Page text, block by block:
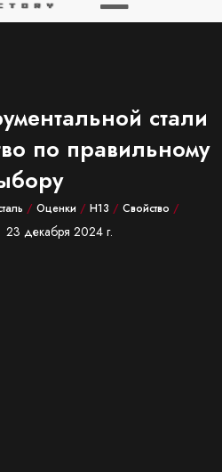
стали
по правильному
/ Оценки / Н13 / Свойство /
23 декабря 2024 г.